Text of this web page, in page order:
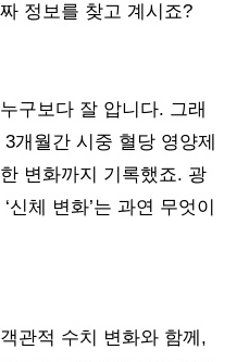
정보를 찾고 계시죠?
구보다 잘 압니다. 그래
개월간 시중 혈당 영양제
변화까지 기록했죠. 광
체 변화’는 과연 무엇이
관적 수치 변화와 함께,